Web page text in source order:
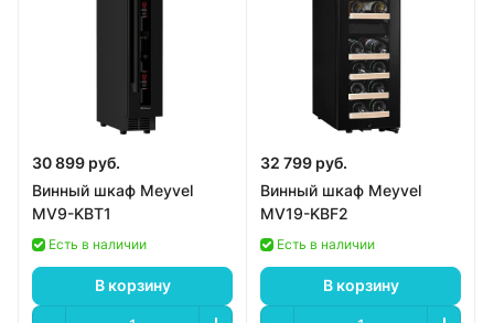
30 899 руб.
Винный шкаф Meyvel
MV9-KBT1
Есть в наличии
В корзину
32 799 руб.
Винный шкаф Meyvel
MV19-KBF2
Есть в наличии
В корзину